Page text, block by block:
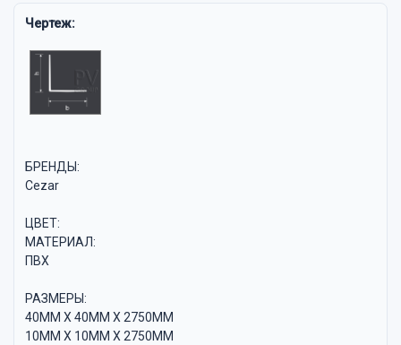
Чертеж:
БРЕНДЫ:
Cezar
ЦВЕТ:
МАТЕРИАЛ:
ПВХ
РАЗМЕРЫ:
40ММ Х 40ММ Х 2750ММ
10ММ Х 10ММ Х 2750ММ